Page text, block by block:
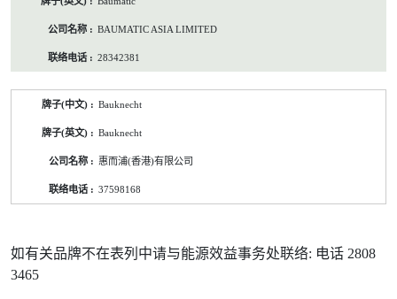
BAUMATIC ASIA LIMITED
28342381
Bauknecht
Bauknecht
惠而浦(香港)有限公司
37598168
如有关品牌不在表列中请与能源效益事务处联络: 电话 2808
3465